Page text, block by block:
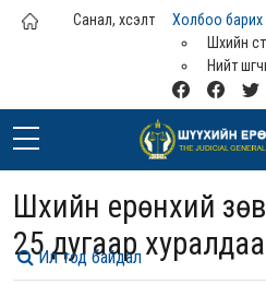
Үндсэн агуулга руу шилжих
Санал, хүсэлт
Холбоо барих
Шүүхийн
Нийт
Шүүхийн ерөнхий
25 дугаар
Ил тод байдал